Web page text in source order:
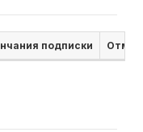
подписки